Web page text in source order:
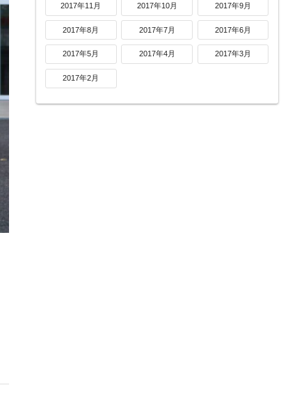
2017年11月 2017年10月 2017年9月
2017年8月 2017年7月 2017年6月
2017年5月 2017年4月 2017年3月
2017年2月